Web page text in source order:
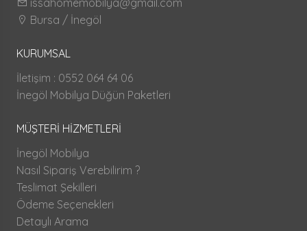
issahomemobilya@gmail.com
Bursa / İnegöl
KURUMSAL
İletişim : 0552 064 64 06
İnegöl Mobilya Düğün Paketleri
MÜŞTERİ HİZMETLERİ
İnegöl Mobilya
Nasıl Sipariş Verebilirim ?
Teslimat Şekilleri
Ödeme Seçenekleri
Detaylı Arama